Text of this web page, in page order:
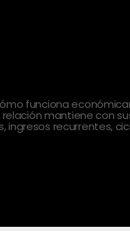
funciona
mantiene con
ingresos recurrentes,